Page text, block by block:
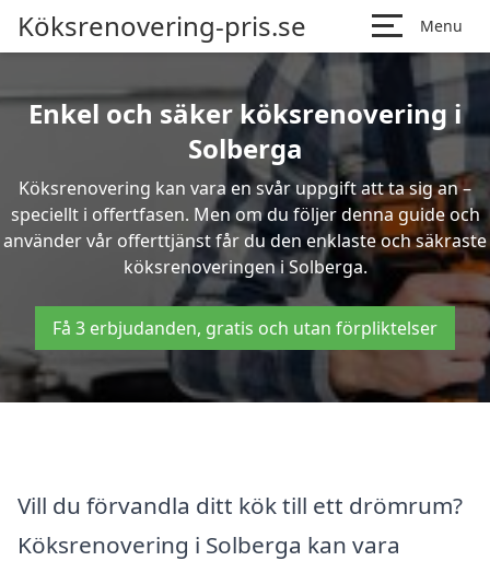
Köksrenovering-pris.se Menu
Enkel och säker köksrenovering i
Solberga
Köksrenovering kan vara en svår uppgift att ta sig an –
speciellt i offertfasen. Men om du följer denna guide och
använder vår offerttjänst får du den enklaste och säkraste
köksrenoveringen i Solberga.
Få 3 erbjudanden, gratis och utan förpliktelser
Vill du förvandla ditt kök till ett drömrum?
Köksrenovering i Solberga kan vara